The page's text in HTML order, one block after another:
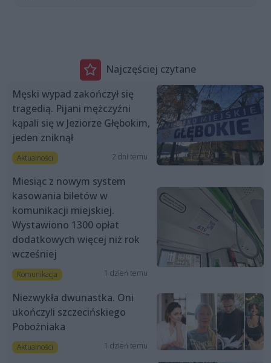
Najczęściej czytane
Męski wypad zakończył się
tragedią. Pijani mężczyźni
kąpali się w Jeziorze Głębokim,
jeden zniknął
Aktualności 2 dni temu
Miesiąc z nowym system
kasowania biletów w
komunikacji miejskiej.
Wystawiono 1300 opłat
dodatkowych więcej niż rok
wcześniej
Komunikacja 1 dzień temu
Niezwykła dwunastka. Oni
ukończyli szczecińskiego
Pobożniaka
Aktualności 1 dzień temu